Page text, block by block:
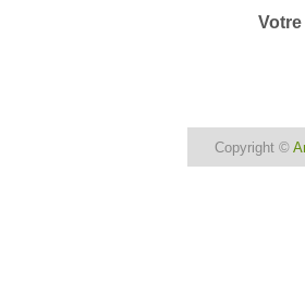
Copyright ©